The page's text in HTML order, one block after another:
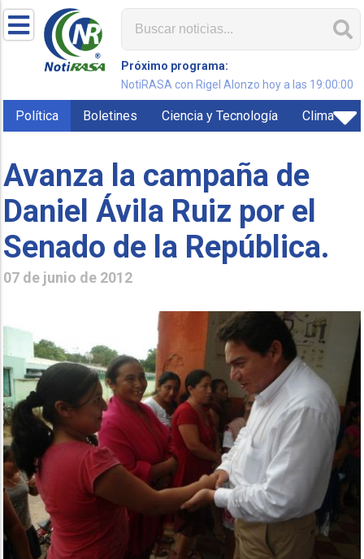
Próximo programa:
NotiRASA con Rigel Alonzo hoy a las 19:00:00
Política Boletines Ciencia y Tecnología Clima
Avanza la campaña de
Daniel Ávila Ruiz por el
Senado de la República.
07 de junio de 2012